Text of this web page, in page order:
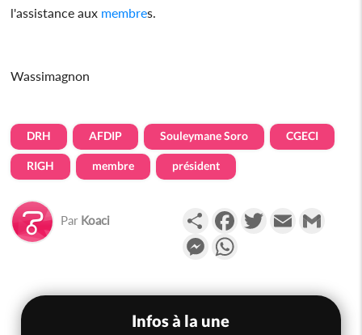
l'assistance aux membres.
Wassimagnon
DRH AFDIP Souleymane Soro CGECI
RIGH membre président
Par Koaci PartagerFacebookTwitterEmail
Messenger
Infos à la une